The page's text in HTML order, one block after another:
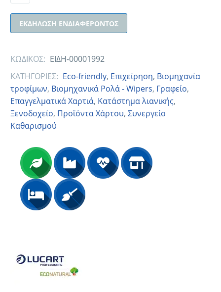
ΕΚΔΉΛΩΣΗ ΕΝΔΙΑΦΈΡΟΝΤΟΣ
ΚΩΔΙΚΟΣ: ΕΙΔΗ-00001992
ΚΑΤΗΓΟΡΙΕΣ: Eco-friendly, Eπιχείρηση, Βιομηχανία
τροφίμων, Βιομηχανικά Ρολά - Wipers, Γραφείο,
Επαγγελματικά Χαρτιά, Κατάστημα λιανικής,
Ξενοδοχείο, Προϊόντα Χάρτου, Συνεργείο
Καθαρισμού